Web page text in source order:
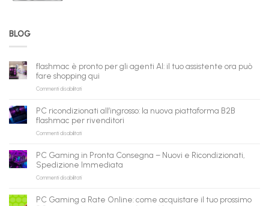
BLOG
flashmac è pronto per gli agenti AI: il tuo assistente ora può
fare shopping qui
Commenti disabilitatisu
pronto
per
gli
AI:
il
tuo
assistente
può
PC ricondizionati all’ingrosso: la nuova piattaforma B2B
flashmac per rivenditori
Commenti disabilitatisu
ricondizionati
all’ingrosso:
la
nuova
B2B
flashmac
PC Gaming in Pronta Consegna – Nuovi e Ricondizionati,
Spedizione Immediata
Commenti disabilitatisu
Gaming
in
PC Gaming a Rate Online: come acquistare il tuo prossimo